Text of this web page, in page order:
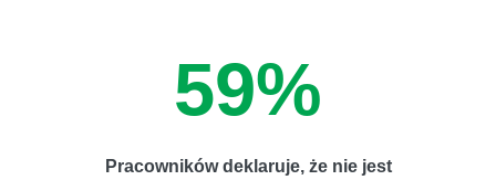
59%
Pracowników deklaruje, że nie jest